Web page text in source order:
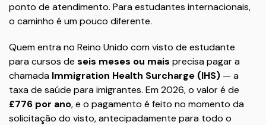
ponto de atendimento. Para estudantes internacionais,
o caminho é um pouco diferente.
Quem entra no Reino Unido com visto de estudante
para cursos de seis meses ou mais precisa pagar a
chamada Immigration Health Surcharge (IHS) — a
taxa de saúde para imigrantes. Em 2026, o valor é de
£776 por ano, e o pagamento é feito no momento da
solicitação do visto, antecipadamente para todo o